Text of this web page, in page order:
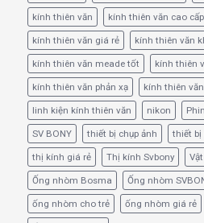
kính thiên văn kính thiên văn cao cấp
kính thiên văn giá rẻ kính thiên văn
kính thiên văn meade tốt kính thiên
kính thiên văn phản xạ kính thiên
linh kiện kính thiên văn nikon
SV BONY thiết bị chụp ảnh thiết bị
thị kính giá rẻ Thị kính Svbony
Ống nhòm Bosma Ống nhòm
ống nhòm cho trẻ ống nhòm giá rẻ